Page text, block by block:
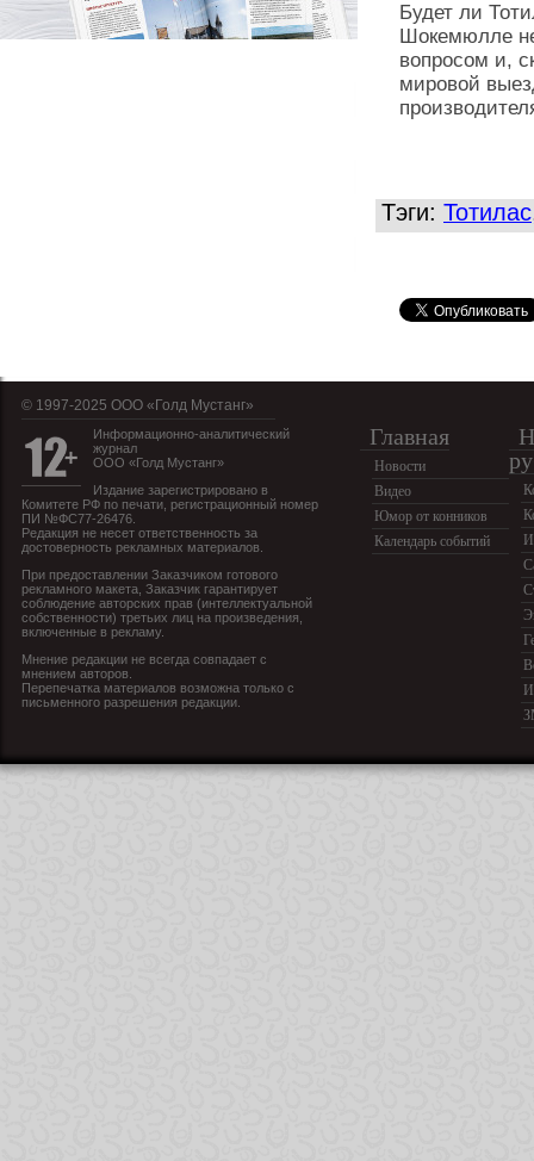
Будет ли
Шокемюлле
вопросом и,
мировой
Тэги: Тотилас
© 1997-2025 OOO «Голд Мустанг»
Информационно-аналитический
журнал
ООО «Голд Мустанг»
Издание зарегистрировано в
Комитете РФ по печати, регистрационный номер
ПИ №ФС77-26476.
Редакция не несет ответственность за
достоверность рекламных материалов.
При предоставлении Заказчиком готового
рекламного макета, Заказчик гарантирует
соблюдение авторских прав (интеллектуальной
собственности) третьих лиц на произведения,
включенные в рекламу.
Мнение редакции не всегда совпадает с
мнением авторов.
Перепечатка материалов возможна только с
письменного разрешения редакции.
Главная
Новости
Видео
Юмор от конников
Календарь событий